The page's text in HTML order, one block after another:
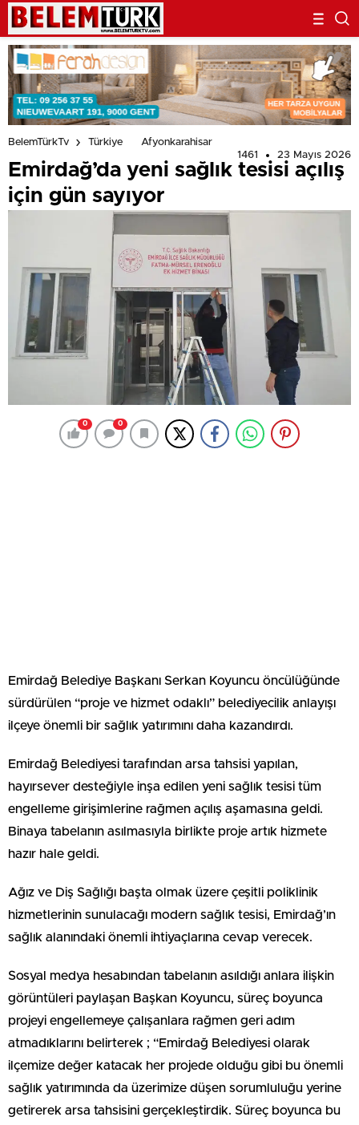
BelemTürkTv Türkiye
Afyonkarahisar
1461
23 Mayıs 2026
Emirdağ’da yeni sağlık tesisi açılış
için gün sayıyor
0 0
Emirdağ Belediye Başkanı Serkan Koyuncu öncülüğünde
sürdürülen “proje ve hizmet odaklı” belediyecilik anlayışı
ilçeye önemli bir sağlık yatırımını daha kazandırdı.
Emirdağ Belediyesi tarafından arsa tahsisi yapılan,
hayırsever desteğiyle inşa edilen yeni sağlık tesisi tüm
engelleme girişimlerine rağmen açılış aşamasına geldi.
Binaya tabelanın asılmasıyla birlikte proje artık hizmete
hazır hale geldi.
Ağız ve Diş Sağlığı başta olmak üzere çeşitli poliklinik
hizmetlerinin sunulacağı modern sağlık tesisi, Emirdağ’ın
sağlık alanındaki önemli ihtiyaçlarına cevap verecek.
Sosyal medya hesabından tabelanın asıldığı anlara ilişkin
görüntüleri paylaşan Başkan Koyuncu, süreç boyunca
projeyi engellemeye çalışanlara rağmen geri adım
atmadıklarını belirterek ; “Emirdağ Belediyesi olarak
ilçemize değer katacak her projede olduğu gibi bu önemli
sağlık yatırımında da üzerimize düşen sorumluluğu yerine
getirerek arsa tahsisini gerçekleştirdik. Süreç boyunca bu